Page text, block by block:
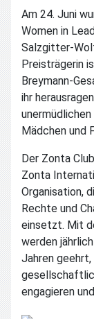
Am 24. Juni
Women in
Salzgitter-
Preisträgerin
Breymann-
ihr
Mädchen und
Der Zonta
Zonta
Organisation,
Rechte und
einsetzt. Mit
werden
Jahren
engagieren